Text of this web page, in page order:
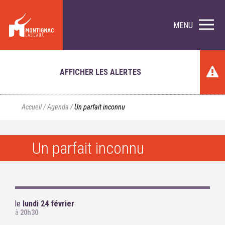
MENU
AFFICHER LES ALERTES
Accueil/Agenda /Un parfait inconnu
Un parfait inconnu
le lundi 24 février
à 20h30